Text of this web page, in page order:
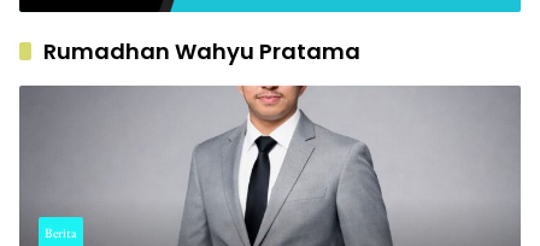
Rumadhan Wahyu Pratama
Berita